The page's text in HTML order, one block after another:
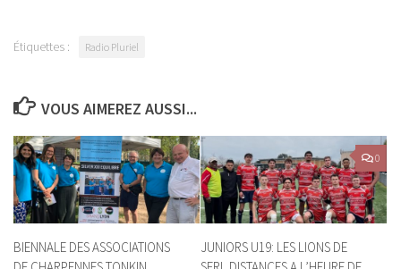
Étiquettes : Radio Pluriel
VOUS AIMEREZ AUSSI...
BIENNALE DES ASSOCIATIONS
0
JUNIORS U19: LES LIONS DE